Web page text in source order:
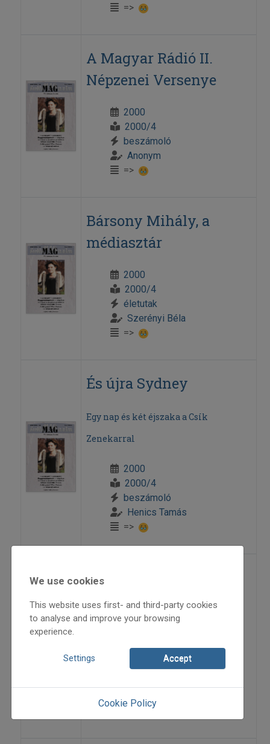
=>
A Magyar Rádió II.
Népzenei Versenye
2000
2000/4
beszámoló
Anonym
=>
Bársony Mihály, a
médiasztár
2000
2000/4
életutak
Szerényi Béla
=>
És újra Sydney
Egy nap és két éjszaka a Csík
Zenekarral
2000
2000/4
beszámoló
Henics Tamás
=>
Harmadik
folklórfesztivál
Végváron
2000
2000/4
Borbély Jolán
We use cookies
This website uses first- and third-party cookies
to analyse and improve your browsing
experience.
Settings Accept
Cookie Policy